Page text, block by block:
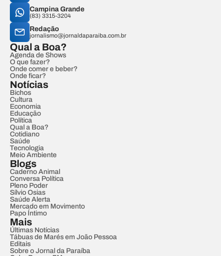
Campina Grande
(83) 3315-3204
Redação
jornalismo@jornaldaparaiba.com.br
Qual a Boa?
Agenda de Shows
O que fazer?
Onde comer e beber?
Onde ficar?
Notícias
Bichos
Cultura
Economia
Educação
Política
Qual a Boa?
Cotidiano
Saúde
Tecnologia
Meio Ambiente
Blogs
Caderno Animal
Conversa Política
Pleno Poder
Sílvio Osias
Saúde Alerta
Mercado em Movimento
Papo Íntimo
Mais
Últimas Notícias
Tábuas de Marés em João Pessoa
Editais
Sobre o Jornal da Paraíba